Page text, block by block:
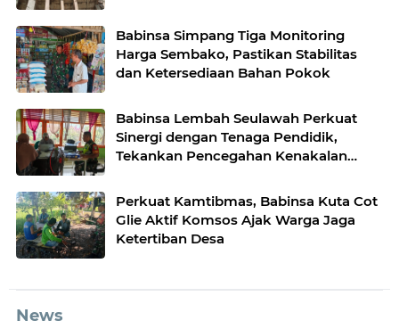
Babinsa Simpang Tiga Monitoring
Harga Sembako, Pastikan Stabilitas
dan Ketersediaan Bahan Pokok
Babinsa Lembah Seulawah Perkuat
Sinergi dengan Tenaga Pendidik,
Tekankan Pencegahan Kenakalan
Perkuat Kamtibmas, Babinsa Kuta Cot
Glie Aktif Komsos Ajak Warga Jaga
Ketertiban Desa
News